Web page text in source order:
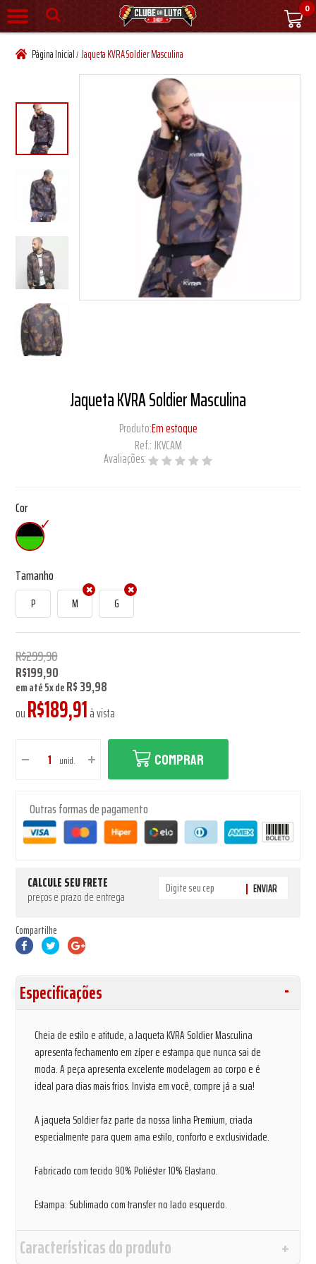
0
Página Inicial/ Jaqueta KVRA Soldier Masculina
Jaqueta KVRA Soldier Masculina
Produto:Em estoque
Ref.:JKVCAM
Avaliações:
Cor
Tamanho
P M G
R$299,90
R$199,90
em até5xdeR$ 39,98
ouR$189,91à vista
unid. COMPRAR
Outras formas de pagamento
CALCULE SEU FRETE
preços e prazo de entrega ENVIAR
Compartilhe
Especificações
Cheia de estilo e atitude, a Jaqueta KVRA Soldier Masculina
apresenta fechamento em zíper e estampa que nunca sai de
moda. A peça apresenta excelente modelagem ao corpo e é
ideal para dias mais frios. Invista em você, compre já a sua!
A jaqueta Soldier faz parte da nossa linha Premium, criada
especialmente para quem ama estilo, conforto e exclusividade.
Fabricado com tecido 90% Poliéster 10% Elastano.
Estampa: Sublimado com transfer no lado esquerdo.
Características do produto